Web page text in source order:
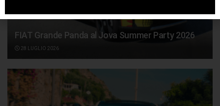
FIAT Grande Panda al Jova Summer Party 2026
28 LUGLIO 2026